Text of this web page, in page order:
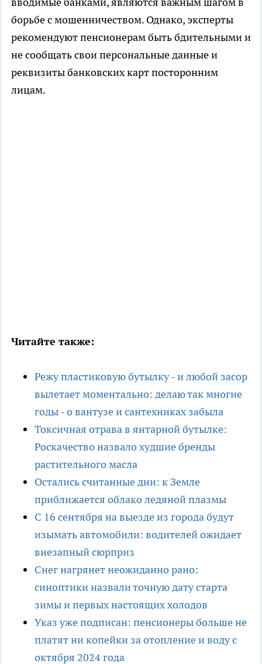
борьбе с мошенничеством. Однако, эксперты
рекомендуют пенсионерам быть бдительными и
не сообщать свои персональные данные и
реквизиты банковских карт посторонним
лицам.
Читайте также:
Режу пластиковую бутылку - и любой засор
вылетает моментально: делаю так многие
годы - о вантузе и сантехниках забыла
Токсичная отрава в янтарной бутылке:
Роскачество назвало худшие бренды
растительного масла
Остались считанные дни: к Земле
приближается облако ледяной плазмы
С 16 сентября на выезде из города будут
изымать автомобили: водителей ожидает
внезапный сюрприз
Снег нагрянет неожиданно рано:
синоптики назвали точную дату старта
зимы и первых настоящих холодов
Указ уже подписан: пенсионеры больше не
платят ни копейки за отопление и воду с
октября 2024 года